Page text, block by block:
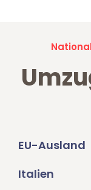
EU-Ausland
Italien